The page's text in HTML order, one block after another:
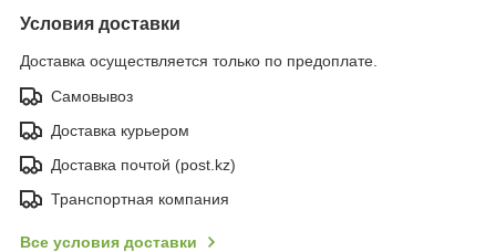
Условия доставки
Доставка осуществляется только по предоплате.
Самовывоз
Доставка курьером
Доставка почтой (post.kz)
Транспортная компания
Все условия доставки